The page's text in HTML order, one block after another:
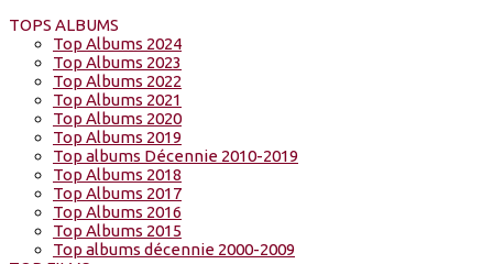
TOPS ALBUMS
Top Albums 2024
Top Albums 2023
Top Albums 2022
Top Albums 2021
Top Albums 2020
Top Albums 2019
Top albums Décennie 2010-2019
Top Albums 2018
Top Albums 2017
Top Albums 2016
Top Albums 2015
Top albums décennie 2000-2009